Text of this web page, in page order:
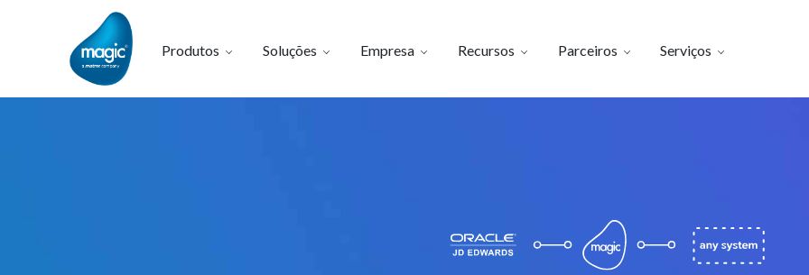
Produtos Soluções Empresa Recursos Parceiros Serviços